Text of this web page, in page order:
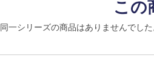
この
同一シリーズの商品はありませんでした